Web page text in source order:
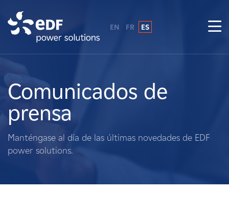
Sobre nosotros
Qué hacemos
Terratenientes
EN FR ES
Comunicados de
prensa
Manténgase al día de las últimas novedades de EDF
power solutions.